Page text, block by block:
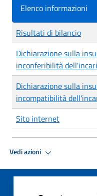
Elenco informazioni
Risultati di bilancio
Dichiarazione sulla
inconferibilità
Dichiarazione sulla
incompatibilità
Sito internet
Vedi azioni